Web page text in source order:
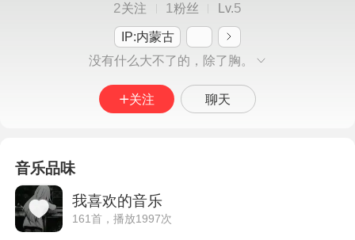
2关注 1粉丝 Lv.5
IP:内蒙古
没有什么大不了的，除了胸。
关注 聊天
音乐品味
我喜欢的音乐
161首，播放1997次